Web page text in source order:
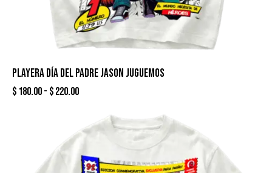
PLAYERA DÍA DEL PADRE JASON JUGUEMOS
$ 180.00- $220.00